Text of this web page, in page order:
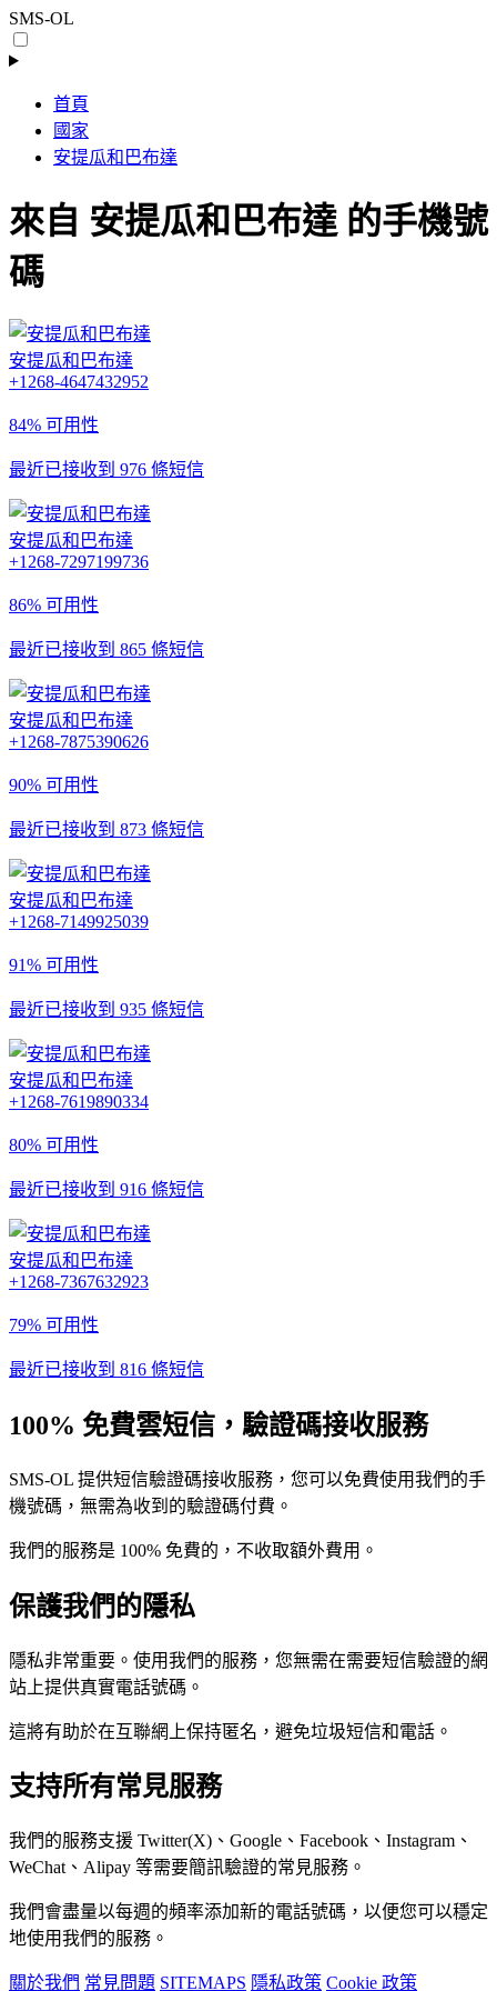
SMS-OL
首頁
國家
安提瓜和巴布達
來自 安提瓜和巴布達 的手機號
碼
安提瓜和巴布達
+1268-4647432952
84% 可用性
最近已接收到 976 條短信
安提瓜和巴布達
+1268-7297199736
86% 可用性
最近已接收到 865 條短信
安提瓜和巴布達
+1268-7875390626
90% 可用性
最近已接收到 873 條短信
安提瓜和巴布達
+1268-7149925039
91% 可用性
最近已接收到 935 條短信
安提瓜和巴布達
+1268-7619890334
80% 可用性
最近已接收到 916 條短信
安提瓜和巴布達
+1268-7367632923
79% 可用性
最近已接收到 816 條短信
100% 免費雲短信，驗證碼接收服務
SMS-OL 提供短信驗證碼接收服務，您可以免費使用我們的手
機號碼，無需為收到的驗證碼付費。
我們的服務是 100% 免費的，不收取額外費用。
保護我們的隱私
隱私非常重要。使用我們的服務，您無需在需要短信驗證的網
站上提供真實電話號碼。
這將有助於在互聯網上保持匿名，避免垃圾短信和電話。
支持所有常見服務
我們的服務支援 Twitter(X)、Google、Facebook、Instagram、
WeChat、Alipay 等需要簡訊驗證的常見服務。
我們會盡量以每週的頻率添加新的電話號碼，以便您可以穩定
地使用我們的服務。
關於我們 常見問題 SITEMAPS 隱私政策 Cookie 政策